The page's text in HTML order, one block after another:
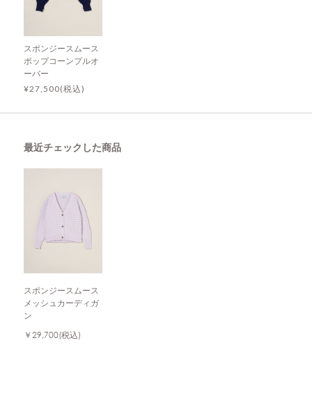
スポンジースムース
ポップコーンプルオ
ーバー
¥27,500(税込)
最近チェックした商品
スポンジースムース
メッシュカーディガ
ン
￥29,700(税込)